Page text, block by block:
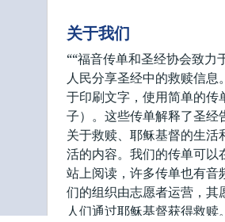
关于我们
““福音传单和圣经协会致力
人民分享圣经中的救赎信息
于印刷文字，使用简单的传
子）。这些传单解释了圣经
关于救赎、耶稣基督的生活
活的内容。我们的传单可以
站上阅读，许多传单也有音
们的组织由志愿者运营，其
人们通过耶稣基督获得救赎